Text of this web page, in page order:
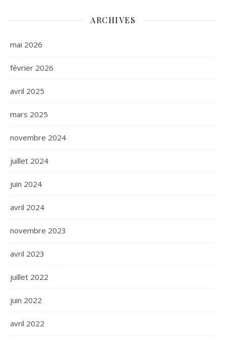
ARCHIVES
mai 2026
février 2026
avril 2025
mars 2025
novembre 2024
juillet 2024
juin 2024
avril 2024
novembre 2023
avril 2023
juillet 2022
juin 2022
avril 2022